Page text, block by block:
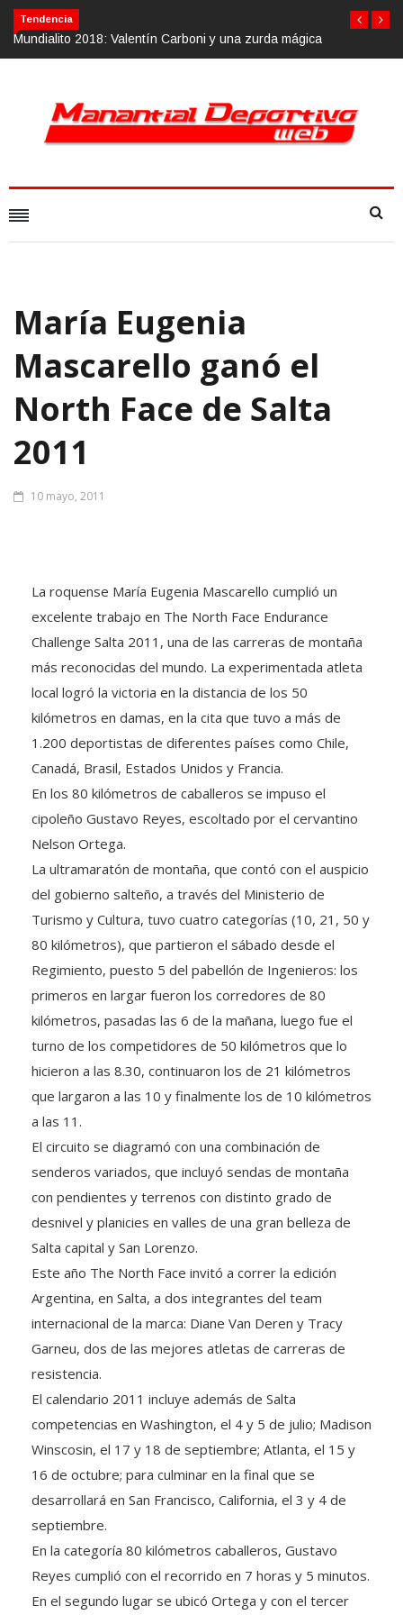
Tendencia
2018: Valentín Carboni y una zurda mágicaCalvario Race 2018,
María Eugenia
Mascarello ganó el
North Face de Salta
2011
10 mayo, 2011
La roquense María Eugenia Mascarello cumplió un
excelente trabajo en The North Face Endurance
Challenge Salta 2011, una de las carreras de montaña
más reconocidas del mundo. La experimentada atleta
local logró la victoria en la distancia de los 50
kilómetros en damas, en la cita que tuvo a más de
1.200 deportistas de diferentes países como Chile,
Canadá, Brasil, Estados Unidos y Francia.
En los 80 kilómetros de caballeros se impuso el
cipoleño Gustavo Reyes, escoltado por el cervantino
Nelson Ortega.
La ultramaratón de montaña, que contó con el auspicio
del gobierno salteño, a través del Ministerio de
Turismo y Cultura, tuvo cuatro categorías (10, 21, 50 y
80 kilómetros), que partieron el sábado desde el
Regimiento, puesto 5 del pabellón de Ingenieros: los
primeros en largar fueron los corredores de 80
kilómetros, pasadas las 6 de la mañana, luego fue el
turno de los competidores de 50 kilómetros que lo
hicieron a las 8.30, continuaron los de 21 kilómetros
que largaron a las 10 y finalmente los de 10 kilómetros
a las 11.
El circuito se diagramó con una combinación de
senderos variados, que incluyó sendas de montaña
con pendientes y terrenos con distinto grado de
desnivel y planicies en valles de una gran belleza de
Salta capital y San Lorenzo.
Este año The North Face invitó a correr la edición
Argentina, en Salta, a dos integrantes del team
internacional de la marca: Diane Van Deren y Tracy
Garneu, dos de las mejores atletas de carreras de
resistencia.
El calendario 2011 incluye además de Salta
competencias en Washington, el 4 y 5 de julio; Madison
Winscosin, el 17 y 18 de septiembre; Atlanta, el 15 y
16 de octubre; para culminar en la final que se
desarrollará en San Francisco, California, el 3 y 4 de
septiembre.
En la categoría 80 kilómetros caballeros, Gustavo
Reyes cumplió con el recorrido en 7 horas y 5 minutos.
En el segundo lugar se ubicó Ortega y con el tercer